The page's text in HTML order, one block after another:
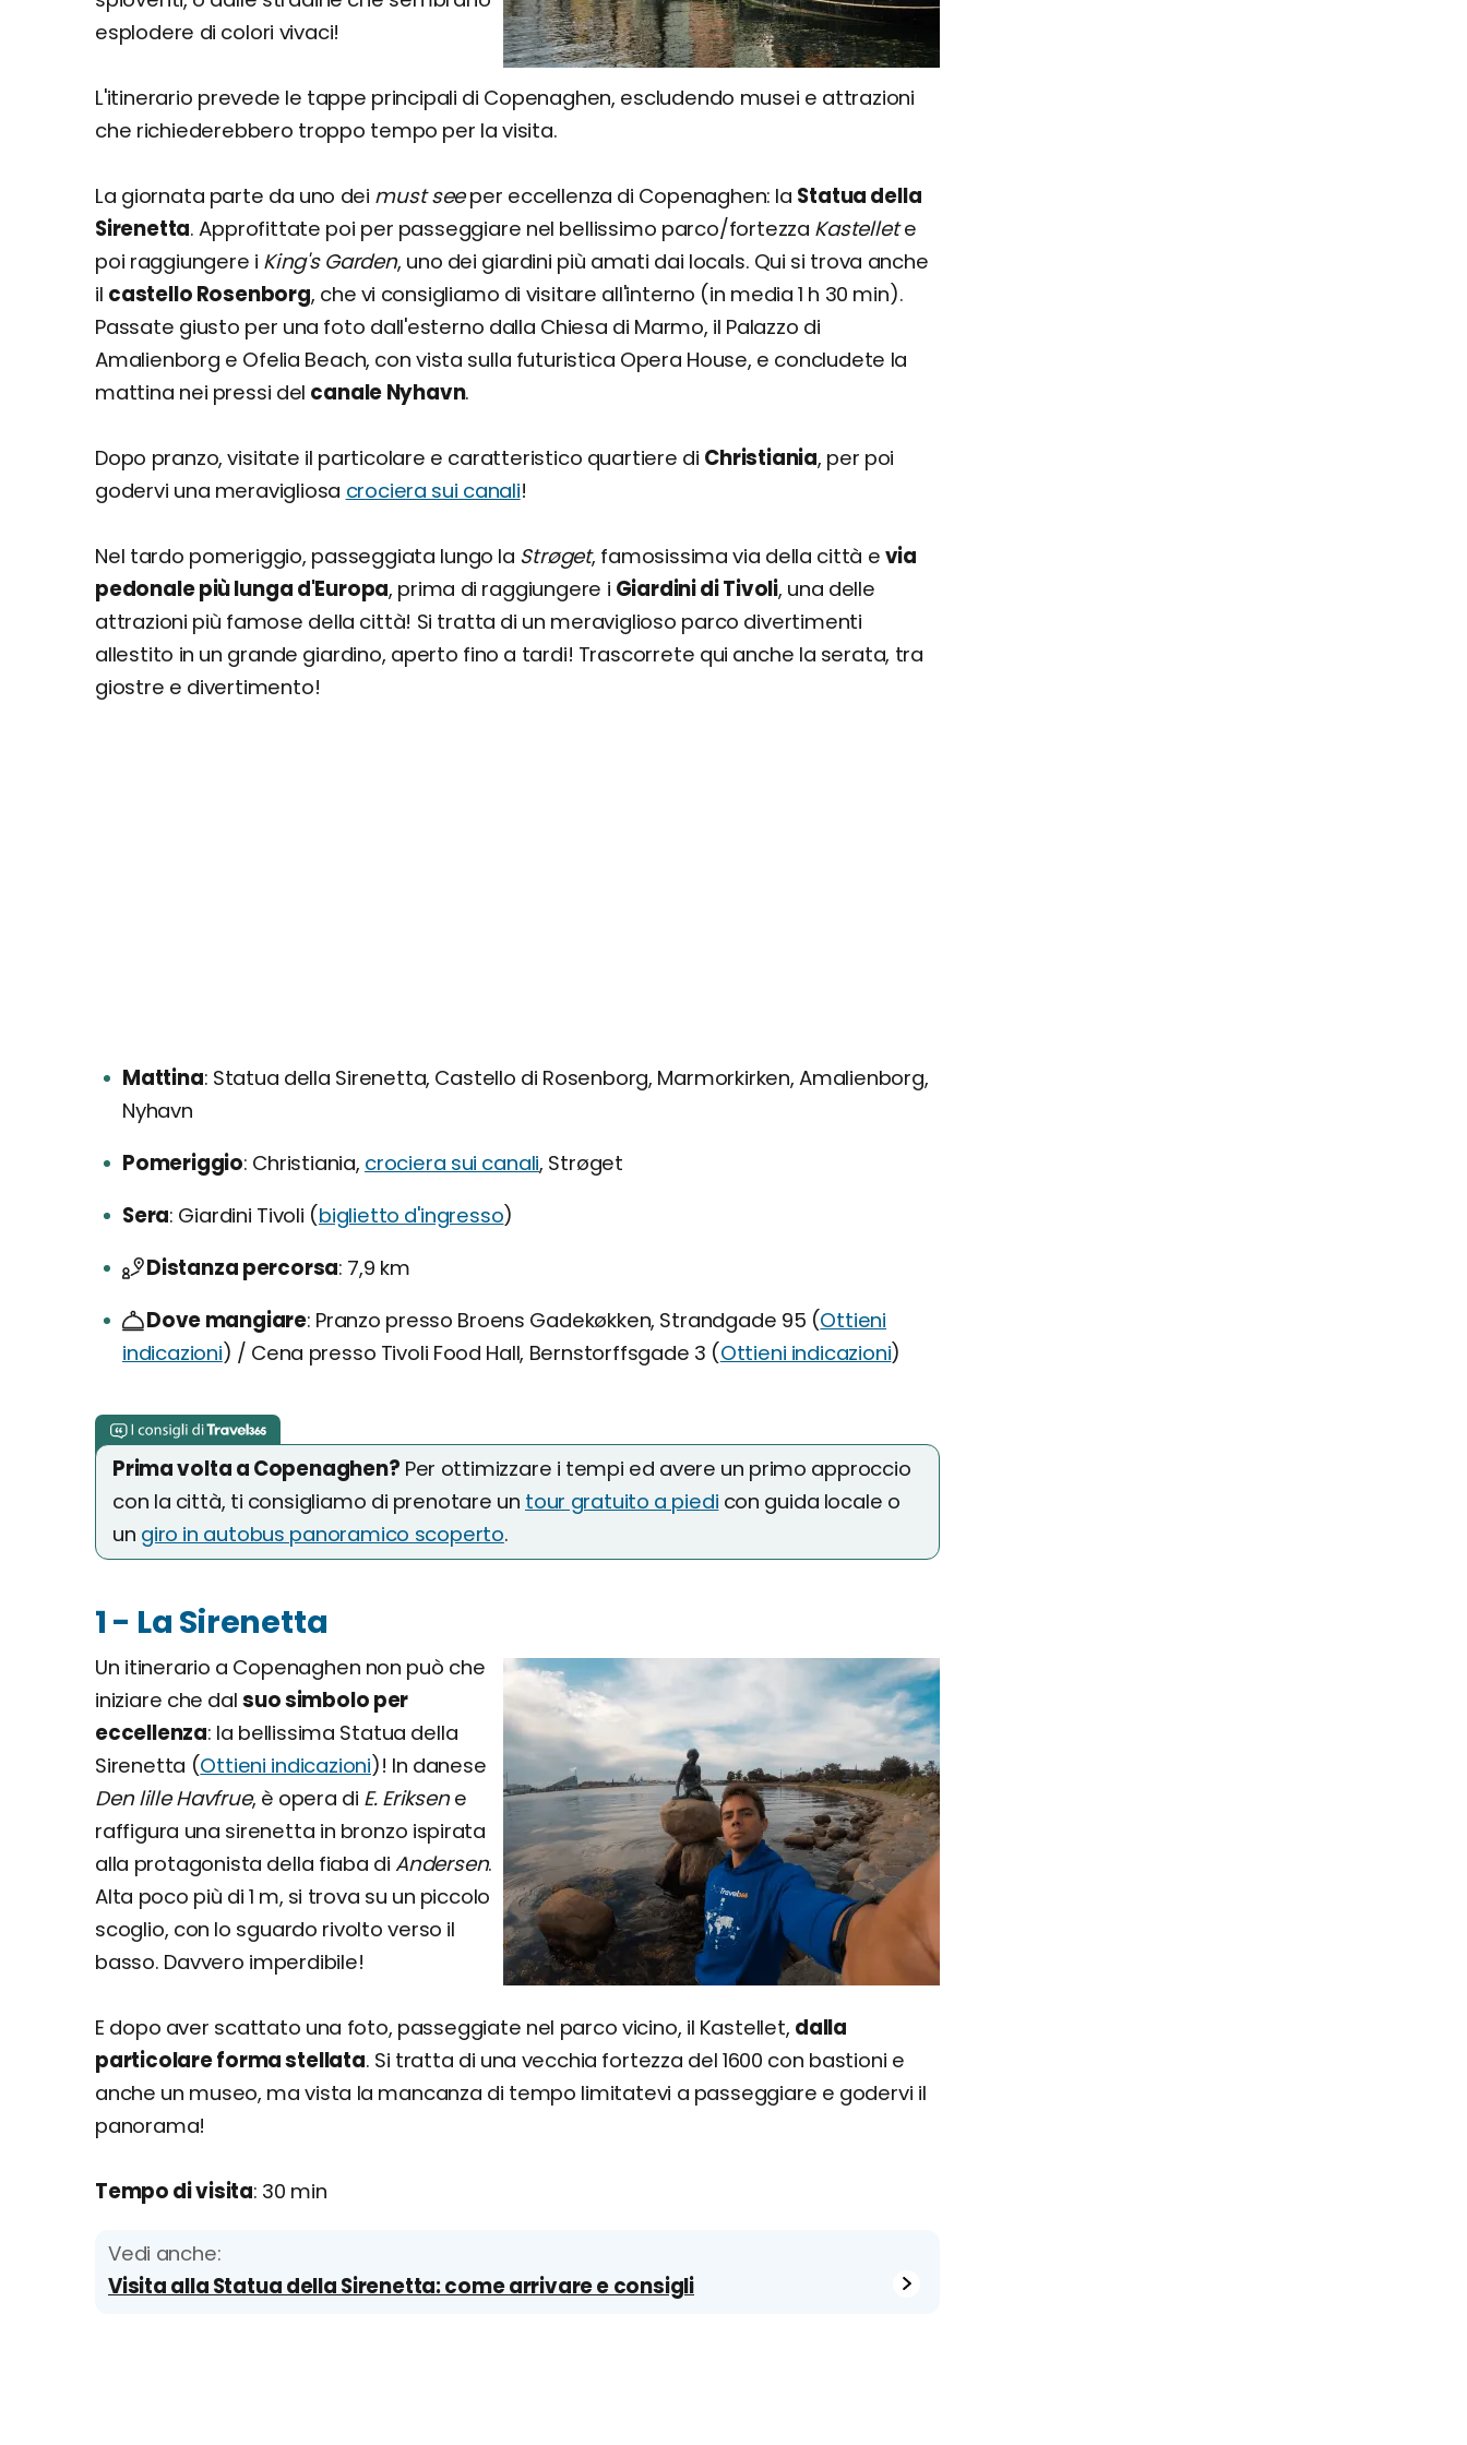
esplodere di colori vivaci!
L'itinerario prevede le tappe principali di Copenaghen, escludendo musei e attrazioni
che richiederebbero troppo tempo per la visita.
La giornata parte da uno dei must seeper eccellenza di Copenaghen: la Statua della
Sirenetta. Approfittate poi per passeggiare nel bellissimo parco/fortezza Kastellete
poi raggiungere i King's Garden, uno dei giardini più amati dai locals. Qui si trova anche
il castello Rosenborg, che vi consigliamo di visitare all'interno (in media 1 h 30 min).
Passate giusto per una foto dall'esterno dalla Chiesa di Marmo, il Palazzo di
Amalienborg e Ofelia Beach, con vista sulla futuristica Opera House, e concludete la
mattina nei pressi del canale Nyhavn.
Dopo pranzo, visitate il particolare e caratteristico quartiere di Christiania, per poi
godervi una meravigliosa crociera sui canali!
Nel tardo pomeriggio, passeggiata lungo la Strøget, famosissima via della città e via
pedonale più lunga d'Europa, prima di raggiungere i Giardini di Tivoli, una delle
attrazioni più famose della città! Si tratta di un meraviglioso parco divertimenti
allestito in un grande giardino, aperto fino a tardi! Trascorrete qui anche la serata, tra
giostre e divertimento!
Mattina Statua della Sirenetta, Castello di Rosenborg, Marmorkirken, Amalienborg,
Nyhavn
Pomeriggio Christiania, crociera sui canali, Strøget
Sera Giardini Tivoli (biglietto d'ingresso)
Distanza percorsa 7,9 km
Dove mangiare Pranzo presso Broens Gadekøkken, Strandgade 95 (Ottieni
indicazioni) / Cena presso Tivoli Food Hall, Bernstorffsgade 3 (Ottieni indicazioni)
Prima volta a Copenaghen? Per ottimizzare i tempi ed avere un primo approccio
con la città, ti consigliamo di prenotare un tour gratuito a piedi con guida locale o
un giro in autobus panoramico scoperto.
1 - La Sirenetta
Un itinerario a Copenaghen non può che
iniziare che dalsuo simbolo per
eccellenza: la bellissima Statua della
Sirenetta (Ottieni indicazioni)! In danese
Den lille Havfrue, è opera di E. Eriksene
raffigura una sirenetta in bronzo ispirata
alla protagonista della fiaba di Andersen.
Alta poco più di 1 m, si trova su un piccolo
scoglio, con lo sguardo rivolto verso il
basso. Davvero imperdibile!
E dopo aver scattato una foto, passeggiate nel parco vicino, il Kastellet, dalla
particolare forma stellata. Si tratta di una vecchia fortezza del 1600 con bastioni e
anche un museo, ma vista la mancanza di tempo limitatevi a passeggiare e godervi il
panorama!
Tempo di visita: 30 min
Vedi anche:
Visita alla Statua della Sirenetta: come arrivare e consigli